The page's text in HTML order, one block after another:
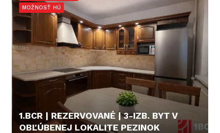
MOŽNOSŤ HÚ
1.BCR | REZERVOVANÉ | 3-IZB. BYT V
OBĽÚBENEJ LOKALITE PEZINOK